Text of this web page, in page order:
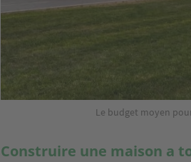
Le budget moyen
Construire une maison a